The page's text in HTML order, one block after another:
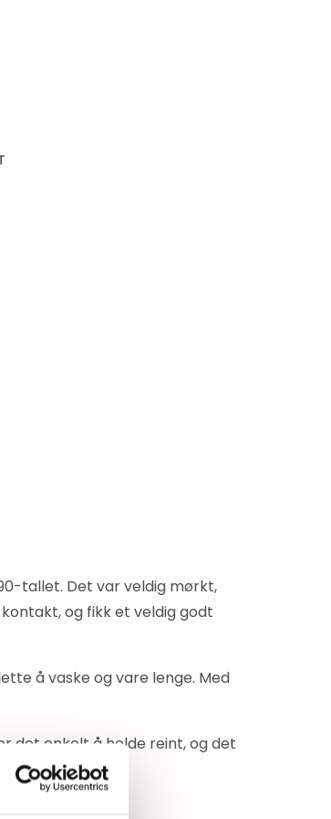
tallet. Det var veldig mørkt,
og fikk et veldig godt
å vaske og vare lenge. Med
det enkelt å holde reint, og det